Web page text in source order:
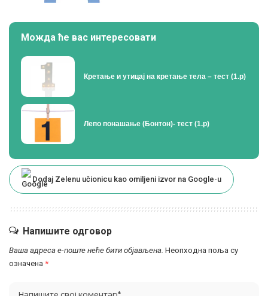
Можда ће вас интересовати
Кретање и утицај на кретање тела – тест (1.р)
Лепо понашање (Бонтон)- тест (1.р)
Dodaj Zelenu učionicu kao omiljeni izvor na Google-u
Напишите одговор
Ваша адреса е-поште неће бити објављена. Неопходна поља су
означена *